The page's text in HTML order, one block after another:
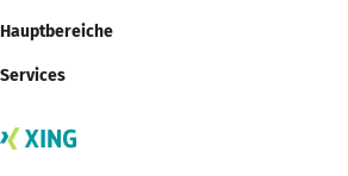
Hauptbereiche
Services